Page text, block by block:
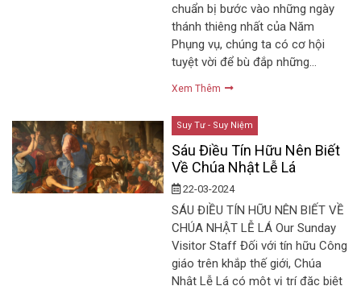
chuẩn bị bước vào những ngày
thánh thiêng nhất của Năm
Phụng vụ, chúng ta có cơ hội
tuyệt vời để bù đắp những…
Xem Thêm
Suy Tư - Suy Niệm
Sáu Điều Tín Hữu Nên Biết
Về Chúa Nhật Lễ Lá
22-03-2024
SÁU ĐIỀU TÍN HỮU NÊN BIẾT VỀ
CHÚA NHẬT LỄ LÁ Our Sunday
Visitor Staff Đối với tín hữu Công
giáo trên khắp thế giới, Chúa
Nhật Lễ Lá có một vị trí đặc biệt